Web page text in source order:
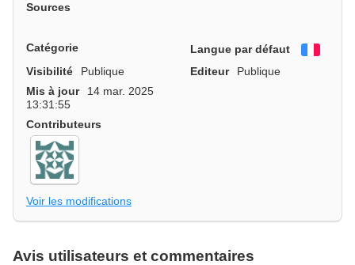
Sources
Catégorie Langue par défaut
Visibilité
Publique Editeur
Publique
Mis à jour
14 mar. 2025
13:31:55
Contributeurs
Voir les modifications
Avis utilisateurs et commentaires